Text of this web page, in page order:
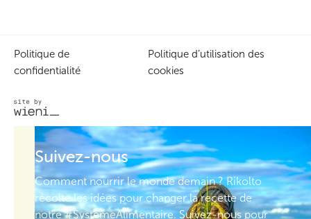
Politique de
confidentialité
Politique d’utilisation des
cookies
Suivez-nous
Comment nourrir le monde demain ? Rikolto
récolte les idées pour changer la recette de
notre #SystèmeAlimentaire. Suivez-nous pour